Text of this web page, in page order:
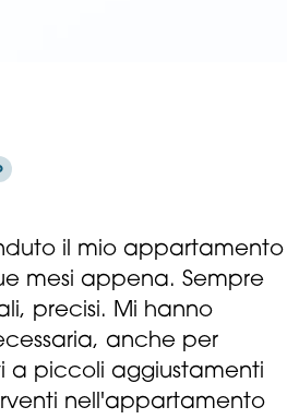
il mio appartamento
mesi appena. Sempre
precisi. Mi hanno
anche per
a piccoli aggiustamenti
nell'appartamento